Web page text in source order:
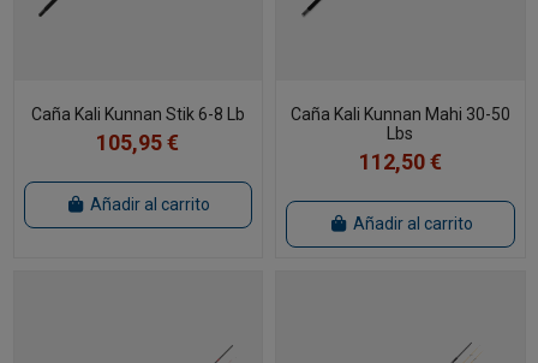
Caña Kali Kunnan Stik 6-8 Lb
105,95 €
Añadir al carrito
Caña Kali Kunnan Mahi 30-50
Lbs
112,50 €
Añadir al carrito